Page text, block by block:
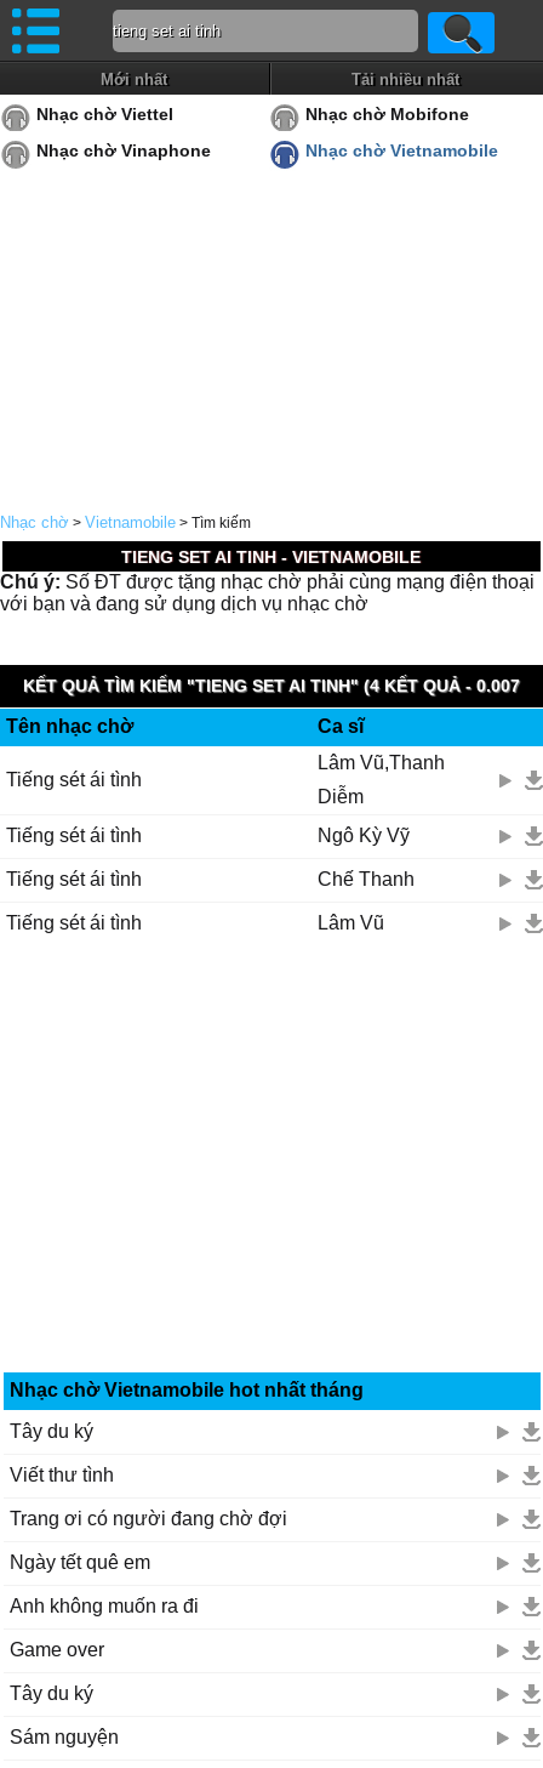
Mới nhất Tải nhiều nhất
Nhạc chờ Viettel
Nhạc chờ Mobifone
Nhạc chờ Vinaphone
Nhạc chờ Vietnamobile
Nhạc chờ > Vietnamobile > Tìm kiếm
TIENG SET AI TINH - VIETNAMOBILE
Chú ý: Số ĐT được tặng nhạc chờ phải cùng mạng điện thoại
với bạn và đang sử dụng dịch vụ nhạc chờ
KẾT QUẢ TÌM KIẾM "TIENG SET AI TINH" (4 KẾT QUẢ - 0.007
Tên nhạc chờ Ca sĩ
Tiếng sét ái tình
Lâm Vũ,Thanh
Diễm
Tiếng sét ái tình
Ngô Kỳ Vỹ
Tiếng sét ái tình Chế Thanh
Tiếng sét ái tình Lâm Vũ
Nhạc chờ Vietnamobile hot nhất tháng
Tây du ký
Viết thư tình
Trang ơi có người đang chờ đợi
Ngày tết quê em
Anh không muốn ra đi
Game over
Tây du ký
Sám nguyện